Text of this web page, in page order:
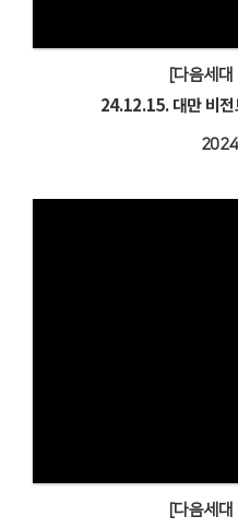
[다음세
24.12.15. 대만 비
[다음세